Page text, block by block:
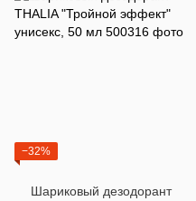
−32%
Шариковый дезодорант